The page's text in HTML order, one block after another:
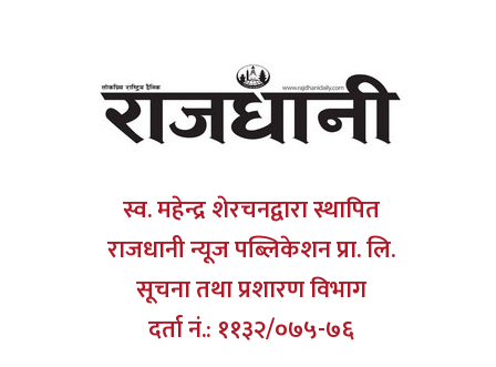
स्व. महेन्द्र शेरचनद्वारा स्थापित
राजधानी न्यूज पब्लिकेशन प्रा. लि.
सूचना तथा प्रशारण विभाग
दर्ता नं.: ११३२/०७५-७६